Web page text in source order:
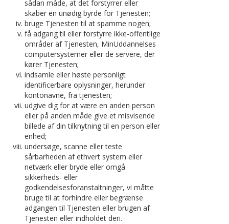
sådan måde, at det forstyrrer eller
skaber en unødig byrde for Tjenesten;
bruge Tjenesten til at spamme nogen;
få adgang til eller forstyrre ikke-offentlige
områder af Tjenesten, MinUddannelses
computersystemer eller de servere, der
kører Tjenesten;
indsamle eller høste personligt
identificerbare oplysninger, herunder
kontonavne, fra tjenesten;
udgive dig for at være en anden person
eller på anden måde give et misvisende
billede af din tilknytning til en person eller
enhed;
undersøge, scanne eller teste
sårbarheden af ethvert system eller
netværk eller bryde eller omgå
sikkerheds- eller
godkendelsesforanstaltninger, vi måtte
bruge til at forhindre eller begrænse
adgangen til Tjenesten eller brugen af
Tjenesten eller indholdet deri.